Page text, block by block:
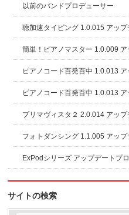
以前のバンドプロデューサー
聴加速タイピング 1.0.015 アッ
簡単！ピアノマスター 1.0.009
ピアノコード百発百中 1.0.013
ピアノコード百発百中 1.0.013
プリマヴィスタ２ 2.0.014 アッ
フォトダンシング 1.1.005 アッ
ExPodシリーズ アップデートプ
サイトの検索